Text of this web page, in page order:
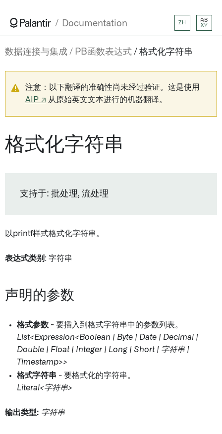
Documentation ZH
AB
XY
数据连接与集成 PB函数表达式 格式化字符串
注意：以下翻译的准确性尚未经过验证。这是使用
AIP ↗ 从原始英文文本进行的机器翻译。
格式化字符串
支持于: 批处理, 流处理
以printf样式格式化字符串。
表达式类别 : 字符串
声明的参数
格式参数 - 要插入到格式字符串中的参数列表。
List<Expression<Boolean | Byte | Date | Decimal |
Double | Float | Integer | Long | Short | 字符串 |
Timestamp>>
格式字符串 - 要格式化的字符串。
Literal<字符串>
输出类型: 字符串